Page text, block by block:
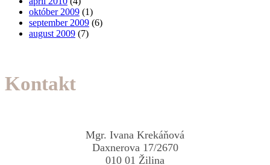
október 2009 (1)
september 2009 (6)
august 2009 (7)
Kontakt
Mgr. Ivana Krekáňová
Daxnerova 17/2670
010 01 Žilina